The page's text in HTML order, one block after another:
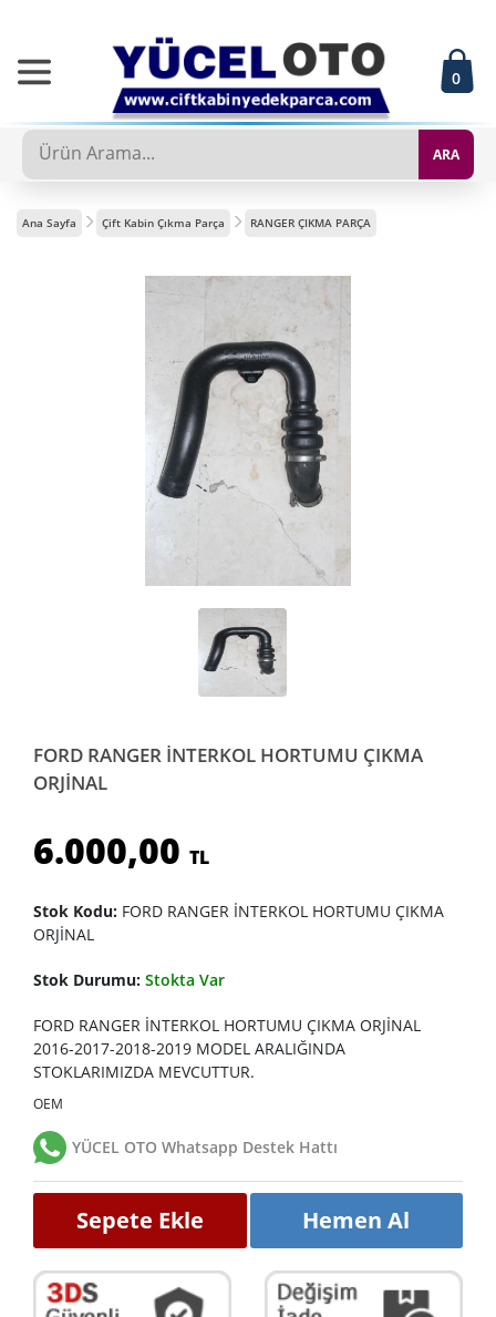
0
ARA
Ana Sayfa Çift Kabin Çıkma Parça RANGER ÇIKMA PARÇA
FORD RANGER İNTERKOL HORTUMU ÇIKMA
ORJİNAL
6.000,00 TL
Stok Kodu: FORD RANGER İNTERKOL HORTUMU ÇIKMA
ORJİNAL
Stok Durumu: Stokta Var
FORD RANGER İNTERKOL HORTUMU ÇIKMA ORJİNAL
2016-2017-2018-2019 MODEL ARALIĞINDA
STOKLARIMIZDA MEVCUTTUR.
OEM
YÜCEL OTO Whatsapp Destek Hattı
Sepete Ekle Hemen Al